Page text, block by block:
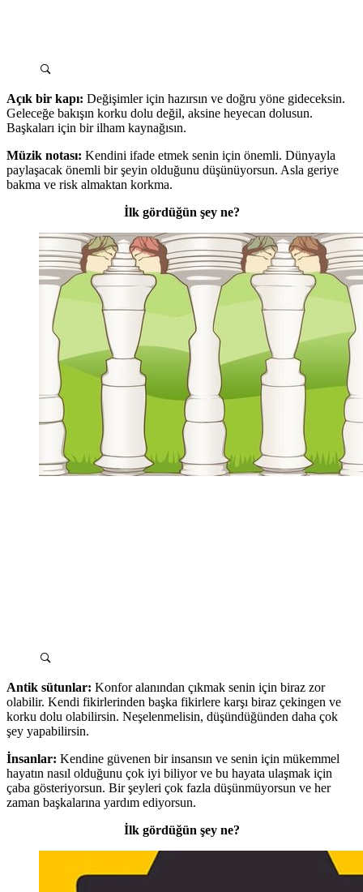
Açık bir kapı: Değişimler için hazırsın ve doğru yöne gideceksin.
Geleceğe bakışın korku dolu değil, aksine heyecan dolusun.
Başkaları için bir ilham kaynağısın.
Müzik notası: Kendini ifade etmek senin için önemli. Dünyayla
paylaşacak önemli bir şeyin olduğunu düşünüyorsun. Asla geriye
bakma ve risk almaktan korkma.
İlk gördüğün şey ne?
Antik sütunlar: Konfor alanından çıkmak senin için biraz zor
olabilir. Kendi fikirlerinden başka fikirlere karşı biraz çekingen ve
korku dolu olabilirsin. Neşelenmelisin, düşündüğünden daha çok
şey yapabilirsin.
İnsanlar: Kendine güvenen bir insansın ve senin için mükemmel
hayatın nasıl olduğunu çok iyi biliyor ve bu hayata ulaşmak için
çaba gösteriyorsun. Bir şeyleri çok fazla düşünmüyorsun ve her
zaman başkalarına yardım ediyorsun.
İlk gördüğün şey ne?